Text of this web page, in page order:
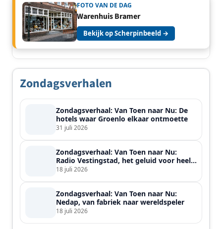
FOTO VAN DE DAG
Warenhuis Bramer
Bekijk op Scherpinbeeld →
Zondagsverhalen
Zondagsverhaal: Van Toen naar Nu: De
hotels waar Groenlo elkaar ontmoette
31 juli 2026
Zondagsverhaal: Van Toen naar Nu:
Radio Vestingstad, het geluid voor heel
de streek
18 juli 2026
Zondagsverhaal: Van Toen naar Nu:
Nedap, van fabriek naar wereldspeler
18 juli 2026